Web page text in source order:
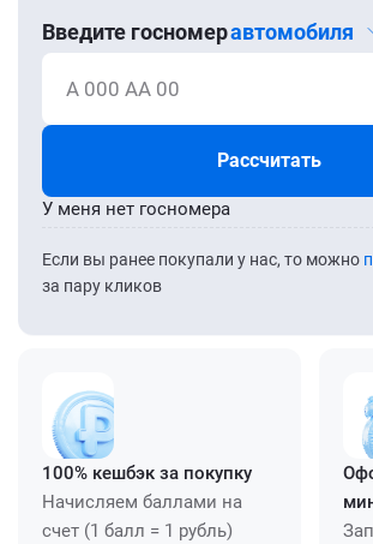
Введите госномеравтомобиля
А 000 АА 00
Рассчитать
Если вы ранее покупали у нас, то можно
за пару кликов
У меня нет госномера
100% кешбэк за покупку
Начисляем баллами на
счет (1 балл = 1 рубль)